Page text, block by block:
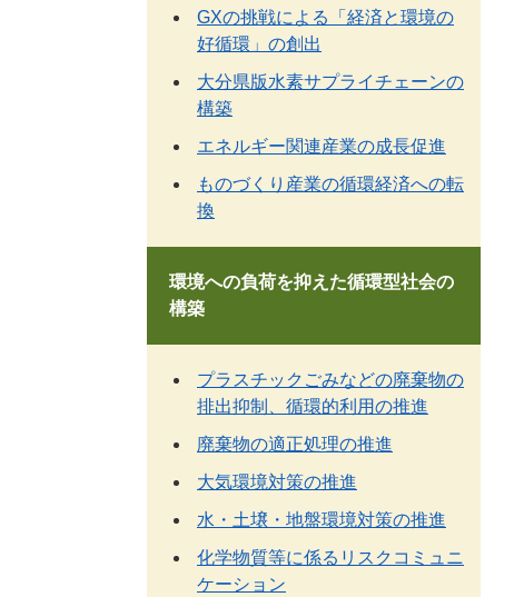
GXの挑戦による「経済と環境の
好循環」の創出
大分県版水素サプライチェーンの
構築
エネルギー関連産業の成長促進
ものづくり産業の循環経済への転
換
環境への負荷を抑えた循環型社会の
構築
プラスチックごみなどの廃棄物の
排出抑制、循環的利用の推進
廃棄物の適正処理の推進
大気環境対策の推進
水・土壌・地盤環境対策の推進
化学物質等に係るリスクコミュニ
ケーション